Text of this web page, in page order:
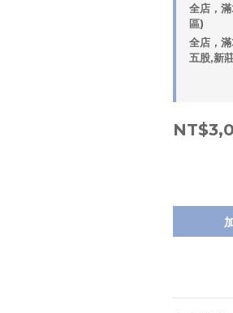
全店，
區)
全店，
五股,新